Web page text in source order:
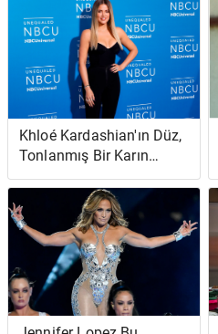
Khloé Kardashian'ın Düz,
Tonlanmış Bir Karın
Almak İçin 45 Dakikalık